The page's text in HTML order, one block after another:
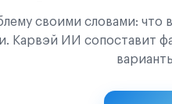
своими словами: что
Карвэй ИИ сопоставит